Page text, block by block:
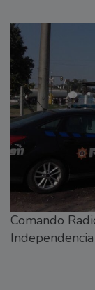
Comando
Independencia